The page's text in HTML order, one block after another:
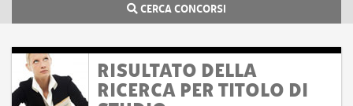
CERCA CONCORSI
RISULTATO DELLA
RICERCA PER TITOLO DI